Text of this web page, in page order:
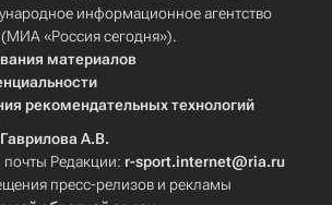
информационное агентство
(МИА «Россия сегодня»).
материалов
рекомендательных технологий
Гаврилова А.В.
Редакции: r-sport.internet@ria.ru
пресс-релизов и рекламы